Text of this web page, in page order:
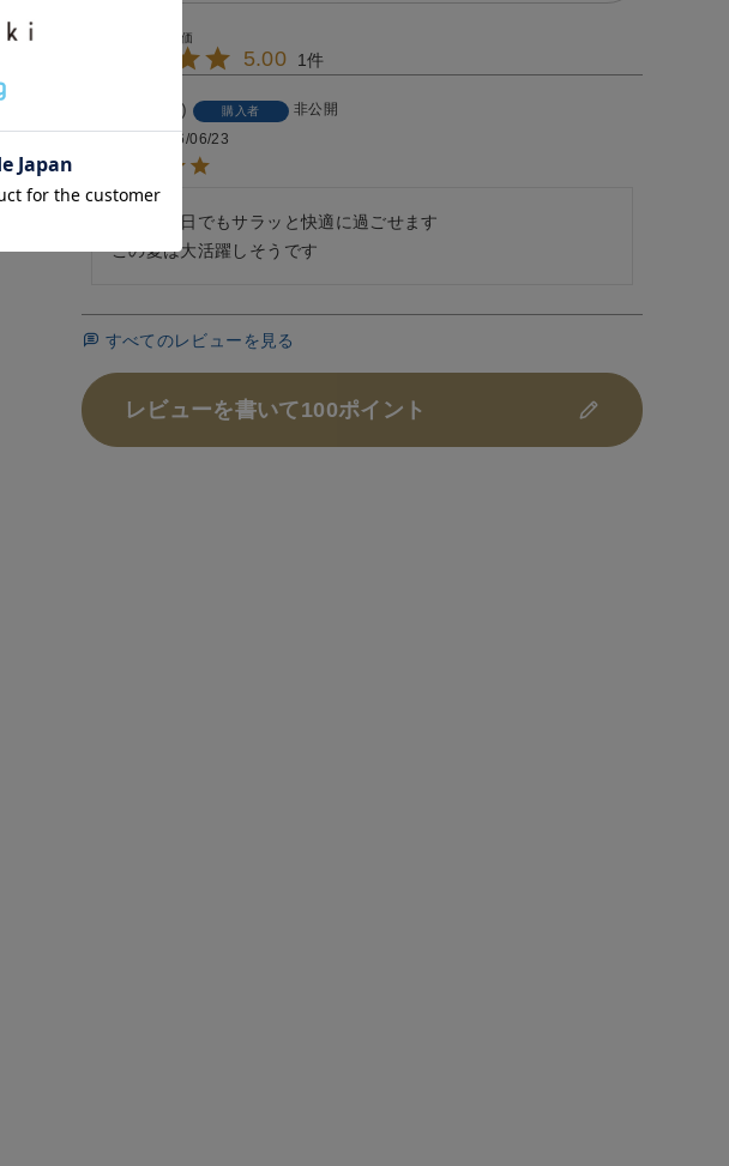
5.00 1
購入者
非公開
2026/06/23
蒸し暑い日でもサラッと快適に過ごせます
この夏は大活躍しそうです
すべてのレビューを見る
レビューを書いて100ポイント